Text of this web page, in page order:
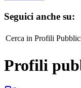
Seguici anche su:
Cerca in Profili
Profili